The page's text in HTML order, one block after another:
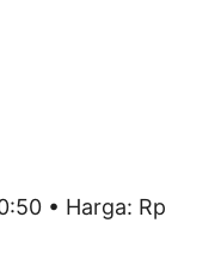
• Harga: Rp